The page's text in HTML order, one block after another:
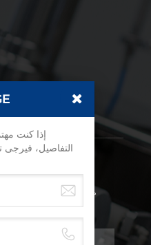
من فضلك تابع القراءة، ابق
إذا كنت
التفاصيل، فيرجى